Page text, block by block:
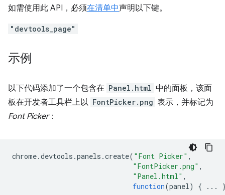
如需使用此 API，必须在清单中声明以下键。
"devtools_page"
示例
以下代码添加了一个包含在 Panel.html 中的面板，该面
板在开发者工具栏上以 FontPicker.png 表示，并标记为
Font Picker：
chrome.devtools .panels .create( "Font Picker" ,
"FontPicker.png" ,
"Panel.html" ,
function(panel) { ...